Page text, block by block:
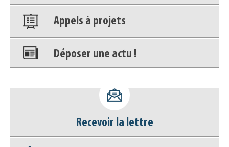
Appels à projets
Déposer une actu !
déconnecter)
Base documentaire
Recevoir la lettre